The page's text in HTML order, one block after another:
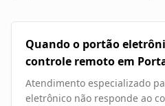
Quando o portão
controle remoto em
Atendimento especializado
eletrônico não responde ao